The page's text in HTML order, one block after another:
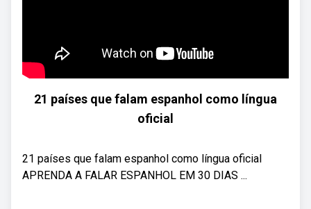
21 países que falam espanhol como língua
oficial
21 países que falam espanhol como língua oficial
APRENDA A FALAR ESPANHOL EM 30 DIAS ...